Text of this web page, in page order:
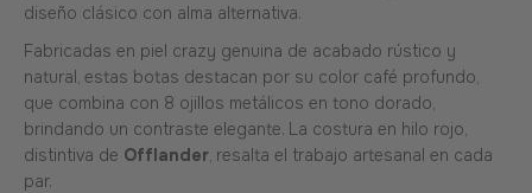
diseño clásico con alma alternativa.
Fabricadas en piel crazy genuina de acabado rústico y
natural, estas botas destacan por su color café profundo,
que combina con 8 ojillos metálicos en tono dorado,
brindando un contraste elegante. La costura en hilo rojo,
distintiva de Offlander , resalta el trabajo artesanal en cada
par.